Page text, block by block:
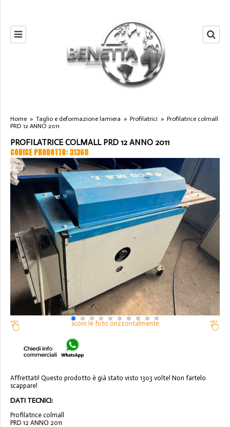
Home » Taglio e deformazione lamiera » Profilatrici » Profilatrice colmall
PRD 12 ANNO 2011
PROFILATRICE COLMALL PRD 12 ANNO 2011
CODICE PRODOTTO: 31360
scorri le foto orizzontalmente
Affrettati! Questo prodotto è già stato visto 1303 volte! Non fartelo
scappare!
DATI TECNICI:
Profilatrice colmall
PRD 12 ANNO 2011